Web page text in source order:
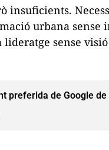
insuficients.
urbana sense
sense
preferida de Google